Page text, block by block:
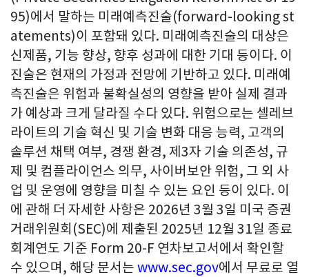
95)에서 말하는 미래예측진술(forward-looking st
atements)이 포함돼 있다. 미래예측진술의 대상은
신제품, 기능 향상, 향후 성과에 대한 기대 등이다. 이
진술은 현재의 가정과 전망에 기반하고 있다. 미래예
측진술은 위험과 불확실성의 영향을 받아 실제 결과
가 예상과 크게 달라질 수다 있다. 위험으로는 셀레브
라이트의 기술 혁신 및 기술 변화 대응 능력, 고객의
솔루션 채택 여부, 경쟁 환경, 제3자 기술 의존성, 규
제 및 컴플라이언스 의무, 사이버보안 위험, 그 외 사
업 및 운영에 영향을 미칠 수 있는 요인 등이 있다. 이
에 관해 더 자세한 사항은 2026년 3월 3일 미국 증권
거래위원회(SEC)에 제출된 2025년 12월 31일 종료
회계연도 기준 Form 20-F 연차보고서에서 확인할
수 있으며, 해당 문서는 www.sec.gov에서 무료로 열